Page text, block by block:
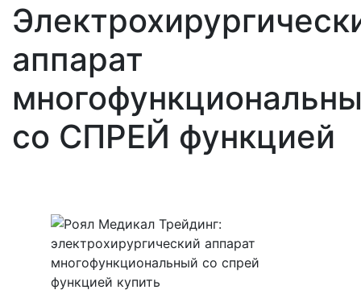
аппарат
со СПРЕЙ функцией